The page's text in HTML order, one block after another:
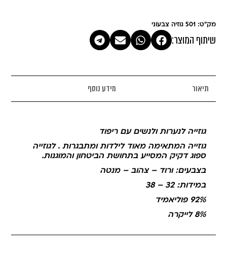
מק"ט: 501 גוזיה צבעוני
שיתוף המוצר:
תיאור מידע נוסף
גוזייה לנערות ולנשים עם ריפוד
גוזייה המתאימה מאוד לילדות ומתבגרות . לגוזייה
ספוג דקיק המסייע בתחושת הביטחון והמוגנות.
בצבעים: ורוד – צהוב – מנטה
במידות: 32 – 38
92% פוליאמיד
8% לייקרה